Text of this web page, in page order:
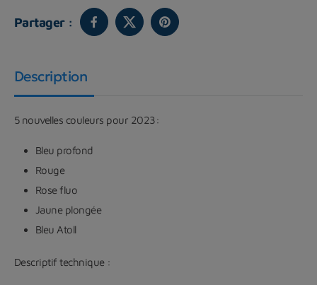
Partager :
Description
5 nouvelles couleurs pour 2023:
Bleu profond
Rouge
Rose fluo
Jaune plongée
Bleu Atoll
Descriptif technique :